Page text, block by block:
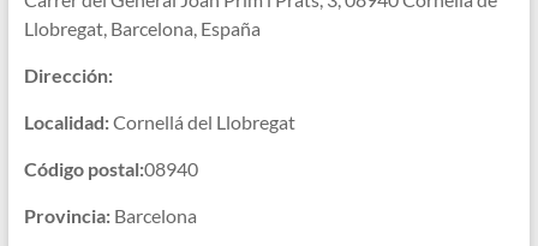
Llobregat, Barcelona, España
Dirección:
Localidad:Cornellá del Llobregat
Código postal:08940
Provincia:Barcelona